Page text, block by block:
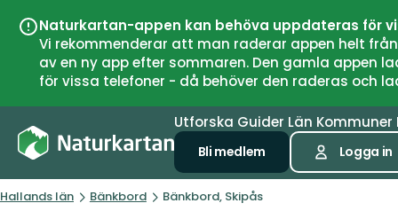
Naturkartan-appen kan behöva uppdateras för
Vi rekommenderar att man raderar appen helt
av en ny app efter sommaren. Den gamla
för vissa telefoner - då behöver den raderas och
Utforska Guider Län Kommuner
Bli medlem Logga in
Hallands län Bänkbord Bänkbord, Skipås